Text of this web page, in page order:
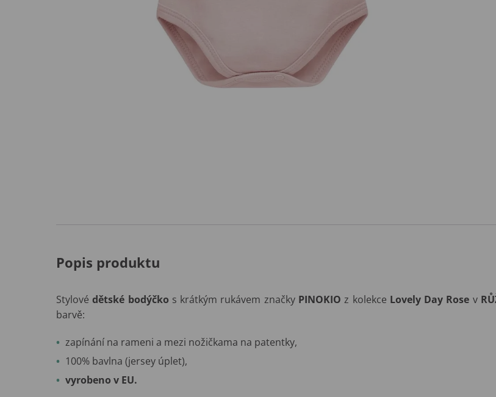
Popis produktu
Stylovédětské bodýčko s krátkým rukávem značky PINOKIO z kolekce Lovely Day Rose v
barvě:
zapínání na rameni a mezi nožičkama na patentky,
100% bavlna (jersey úplet),
vyrobeno v EU.